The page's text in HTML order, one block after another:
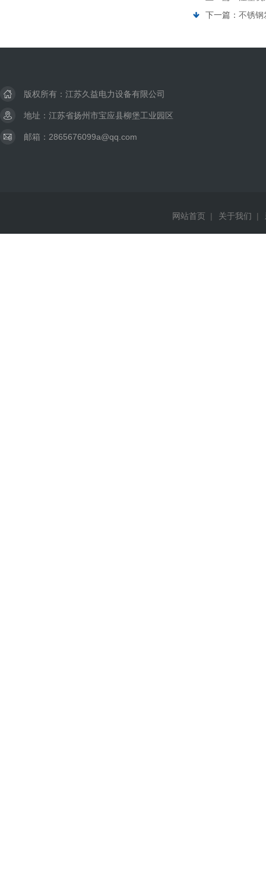
下一篇： 不锈钢
版权所有：江苏久益电力设备有限公司
地址：江苏省扬州市宝应县柳堡工业园区
邮箱：2865676099a@qq.com
网站首页 | 关于我们 |